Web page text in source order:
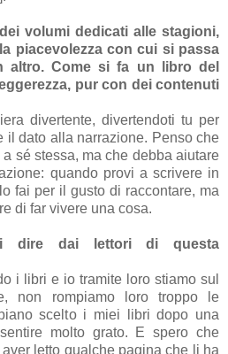
volumi dedicati alle stagioni,
piacevolezza con cui si passa
altro. Come si fa un libro del
pur con dei contenuti
divertente, divertendoti tu per
il dato alla narrazione. Penso che
sé stessa, ma che debba aiutare
quando provi a scrivere in
fai per il gusto di raccontare, ma
di far vivere una cosa.
dire dai lettori di questa
i libri e io tramite loro stiamo sul
non rompiamo loro troppo le
scelto i miei libri dopo una
molto grato. E spero che
letto qualche pagina che li ha